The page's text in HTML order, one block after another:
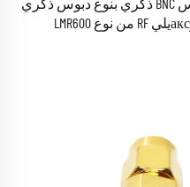
موصل RF من شركة التصنيع: مقبس BNC ذكري بنوع دبوس ذكري